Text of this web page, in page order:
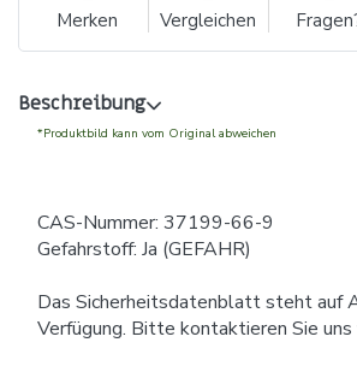
Merken Vergleichen
Beschreibung
*Produktbild kann vom Original abweichen
CAS-Nummer: 37199-66-9
Gefahrstoff: Ja (GEFAHR)
Das Sicherheitsdatenblatt steht auf
Verfügung. Bitte kontaktieren Sie uns